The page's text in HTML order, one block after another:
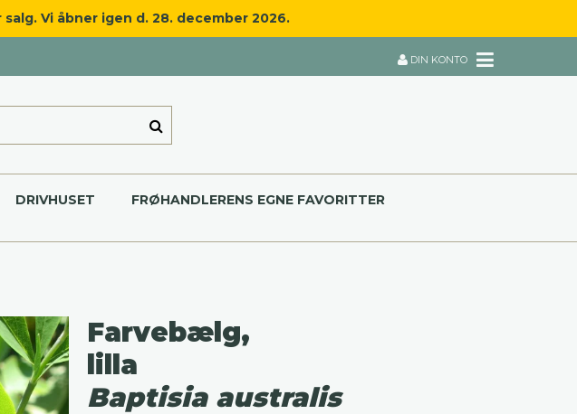
Vi åbner igen d. 28. december 2026.
DIN KONTO
DRIVHUSET FRØHANDLERENS EGNE FAVORITTER
Farvebælg,
lilla
Baptisia australis